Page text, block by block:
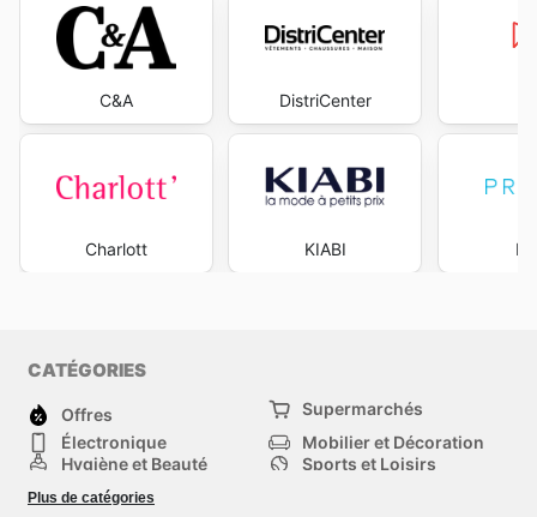
C&A
Charlott
DistriCenter
KIABI
CATÉGORIES
Offres
Supermarchés
Électronique
Mobilier et Décoration
Hygiène et Beauté
Sports et Loisirs
Mode
Bricolage, jardin et
Plus de catégories